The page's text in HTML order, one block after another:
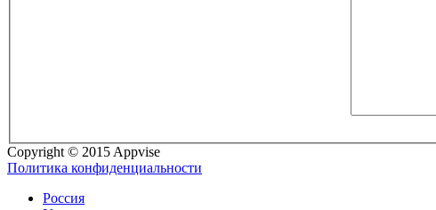
Copyright © 2015 Appvise
Политика конфиденциальности
Россия